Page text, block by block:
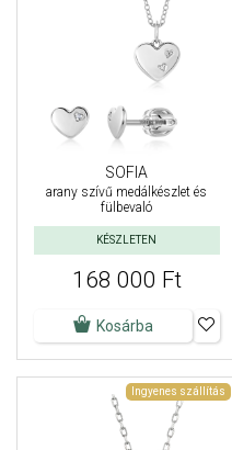
SOFIA
arany szívű medálkészlet és
fülbevaló
KÉSZLETEN
168 000 Ft
Kosárba
Ingyenes szállítás